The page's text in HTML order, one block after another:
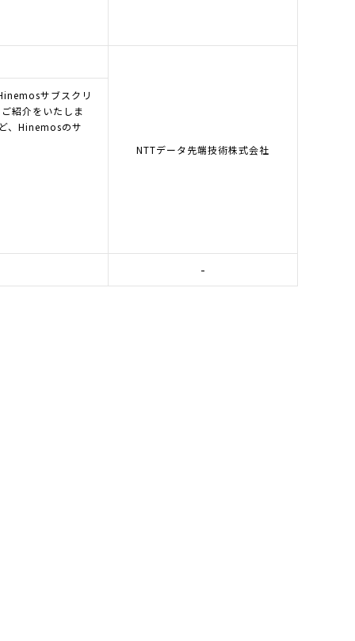
NTTデータ先端技術株式会社
サブスクリ
紹介をいたしま
、Hinemosのサ
-